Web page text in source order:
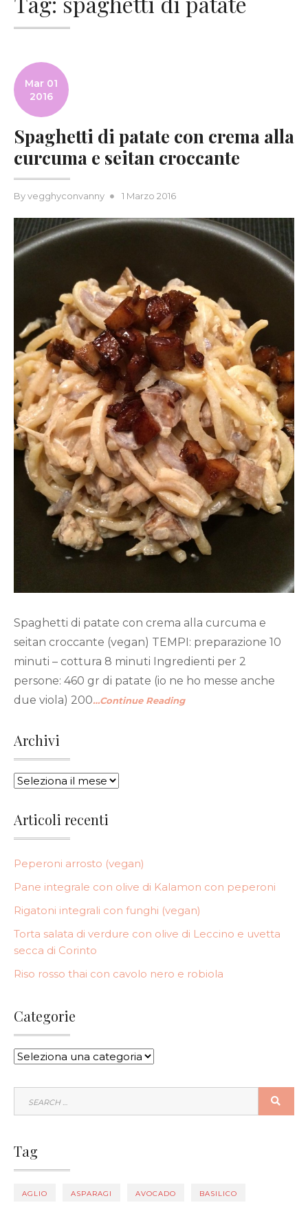
Mar 01
2016
Spaghetti di patate con crema alla
curcuma e seitan croccante
Byvegghyconvanny
Posted
1 Marzo 2016
Spaghetti di patate con crema alla curcuma e
seitan croccante (vegan) TEMPI: preparazione 10
minuti – cottura 8 minuti Ingredienti per 2
persone: 460 gr di patate (io ne ho messe anche
due viola) 200…Continue Reading
Archivi
ARCHIVI
Articoli recenti
Peperoni arrosto (vegan)
Pane integrale con olive di Kalamon con peperoni
Rigatoni integrali con funghi (vegan)
Torta salata di verdure con olive di Leccino e uvetta
secca di Corinto
Riso rosso thai con cavolo nero e robiola
Categorie
CATEGORIE
Tag
AGLIO ASPARAGI AVOCADO BASILICO